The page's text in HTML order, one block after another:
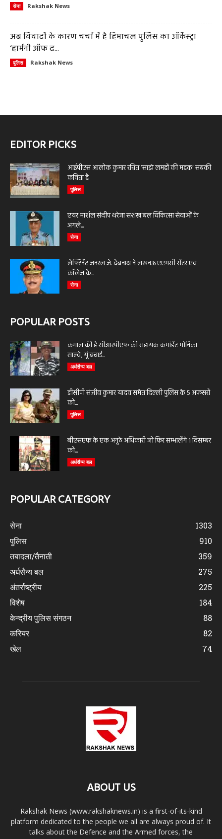
सेना Rakshak News
अब विवादों के कारण चर्चा में है हिमाचल पुलिस का ऑर्केस्ट्रा
‘हार्मनी ऑफ द...
पुलिस Rakshak News
EDITOR PICKS
आईपीएस आलोक कुमार रचित ‘साझे लमहों की महक’ सबकी
कविता है
पुलिस
एयर मार्शल संदीप थरेजा सशस्त्र बल चिकित्सा सेवाओं के
अगले...
सेना
लेफ्टिनेंट जनरल जे. देबनाथ ने लखनऊ एएमसी सेंटर एवं
कॉलेज के...
सेना
POPULAR POSTS
कमाल की है सीआरपीएफ की सहायक कमांडेंट मोनिका
साल्वे, यूं बचाई...
अर्धसैन्य बल
डीसीपी संजीव कुमार यादव समेत दिल्ली पुलिस के 5 अफसरों
को...
पुलिस
बीएसएफ के एक अनूठे अधिकारी जो फिर सम्भालेंगे 1 दिसम्बर
को...
अर्धसैन्य बल
POPULAR CATEGORY
सेना
1303
पुलिस
910
तबादला/तैनाती
359
अर्धसैन्य बल
275
अंतर्राष्ट्रीय
225
विशेष
184
केन्द्रीय पुलिस संगठन
88
करियर
82
खेल
74
ABOUT US
Rakshak News (www.rakshaknews.in) is a first-of-its-kind
platform dedicated to the people we all are always proud of. It
talks about the Defence and the Armed forces, the